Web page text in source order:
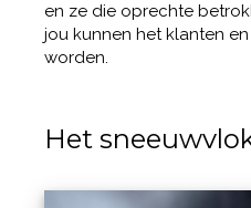
en ze die oprechte
jou kunnen het klanten
worden.
Het